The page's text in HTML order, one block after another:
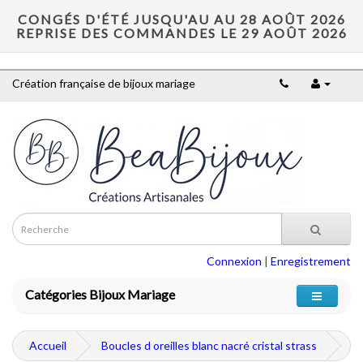
CONGÉS D'ÉTÉ JUSQU'AU AU 28 AOÛT 2026
REPRISE DES COMMANDES LE 29 AOÛT 2026
Création française de bijoux mariage
Connexion | Enregistrement
Catégories Bijoux Mariage
Accueil Boucles d oreilles blanc nacré cristal strass